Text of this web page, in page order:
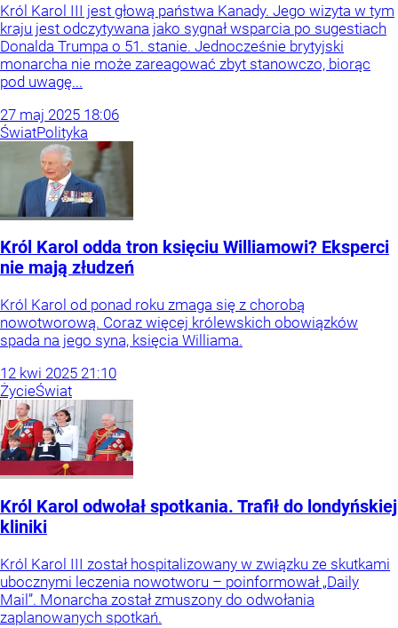
Król Karol III jest głową państwa Kanady. Jego wizyta w tym
kraju jest odczytywana jako sygnał wsparcia po sugestiach
Donalda Trumpa o 51. stanie. Jednocześnie brytyjski
monarcha nie może zareagować zbyt stanowczo, biorąc
pod uwagę...
27 maj 2025 18:06
ŚwiatPolityka
Król Karol odda tron księciu Williamowi? Eksperci
nie mają złudzeń
Król Karol od ponad roku zmaga się z chorobą
nowotworową. Coraz więcej królewskich obowiązków
spada na jego syna, księcia Williama.
12 kwi 2025 21:10
ŻycieŚwiat
Król Karol odwołał spotkania. Trafił do londyńskiej
kliniki
Król Karol III został hospitalizowany w związku ze skutkami
ubocznymi leczenia nowotworu – poinformował „Daily
Mail”. Monarcha został zmuszony do odwołania
zaplanowanych spotkań.